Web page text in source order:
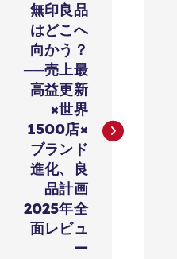
無印良品
はどこへ
向かう？
──売上最
高益更新
×世界
1500店×
ブランド
進化、良
品計画
2025年全
面レビュ
ー